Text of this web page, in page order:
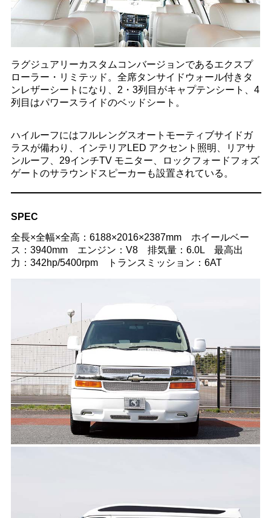
ラグジュアリーカスタムコンバージョンであるエクスプ
ローラー・リミテッド。全席タンサイドウォール付きタ
ンレザーシートになり、2・3列目がキャプテンシート、4
列目はパワースライドのベッドシート。
ハイルーフにはフルレングスオートモーティブサイドガ
ラスが備わり、インテリアLED アクセント照明、リアサ
ンルーフ、29インチTV モニター、ロックフォードフォズ
ゲートのサラウンドスピーカーも設置されている。
SPEC
全長×全幅×全高：6188×2016×2387mm ホイールベー
ス：3940mm エンジン：V8 排気量：6.0L 最高出
力：342hp/5400rpm トランスミッション：6AT